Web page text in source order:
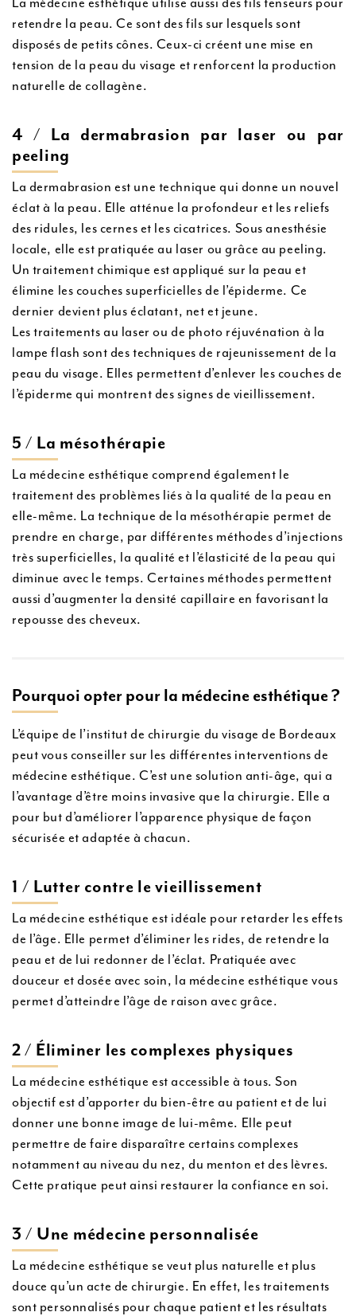
La médecine esthétique utilise aussi des fils tenseurs pour
retendre la peau. Ce sont des fils sur lesquels sont
disposés de petits cônes. Ceux-ci créent une mise en
tension de la peau du visage et renforcent la production
naturelle de collagène.
4 / La dermabrasion par laser ou par
peeling
La dermabrasion est une technique qui donne un nouvel
éclat à la peau. Elle atténue la profondeur et les reliefs
des ridules, les cernes et les cicatrices. Sous anesthésie
locale, elle est pratiquée au laser ou grâce au peeling.
Un traitement chimique est appliqué sur la peau et
élimine les couches superficielles de l’épiderme. Ce
dernier devient plus éclatant, net et jeune.
Les traitements au laser ou de photo réjuvénation à la
lampe flash sont des techniques de rajeunissement de la
peau du visage. Elles permettent d’enlever les couches de
l’épiderme qui montrent des signes de vieillissement.
5 / La mésothérapie
La médecine esthétique comprend également le
traitement des problèmes liés à la qualité de la peau en
elle-même. La technique de la mésothérapie permet de
prendre en charge, par différentes méthodes d’injections
très superficielles, la qualité et l’élasticité de la peau qui
diminue avec le temps. Certaines méthodes permettent
aussi d’augmenter la densité capillaire en favorisant la
repousse des cheveux.
Pourquoi opter pour la médecine esthétique ?
L’équipe de l’institut de chirurgie du visage de Bordeaux
peut vous conseiller sur les différentes interventions de
médecine esthétique. C’est une solution anti-âge, qui a
l’avantage d’être moins invasive que la chirurgie. Elle a
pour but d’améliorer l’apparence physique de façon
sécurisée et adaptée à chacun.
1 / Lutter contre le vieillissement
La médecine esthétique est idéale pour retarder les effets
de l’âge. Elle permet d’éliminer les rides, de retendre la
peau et de lui redonner de l’éclat. Pratiquée avec
douceur et dosée avec soin, la médecine esthétique vous
permet d’atteindre l’âge de raison avec grâce.
2 / Éliminer les complexes physiques
La médecine esthétique est accessible à tous. Son
objectif est d’apporter du bien-être au patient et de lui
donner une bonne image de lui-même. Elle peut
permettre de faire disparaître certains complexes
notamment au niveau du nez, du menton et des lèvres.
Cette pratique peut ainsi restaurer la confiance en soi.
3 / Une médecine personnalisée
La médecine esthétique se veut plus naturelle et plus
douce qu’un acte de chirurgie. En effet, les traitements
sont personnalisés pour chaque patient et les résultats